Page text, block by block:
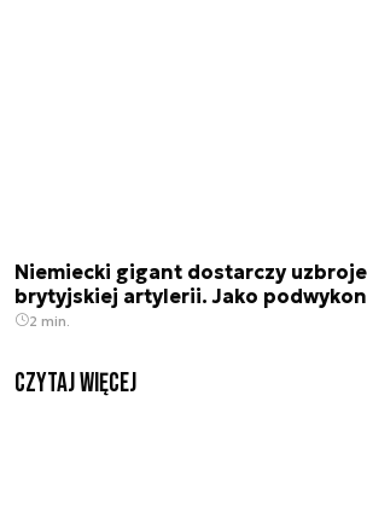
Niemiecki gigant dostarczy
brytyjskiej artylerii. Jako
2 min.
czytaj więcej